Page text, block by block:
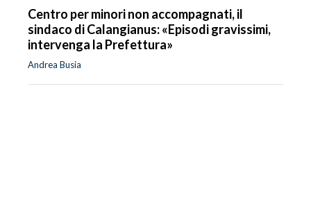
Centro per minori non accompagnati, il
sindaco di Calangianus: «Episodi gravissimi,
intervenga la Prefettura»
Andrea Busia